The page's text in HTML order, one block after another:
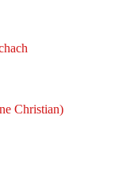
Christian)